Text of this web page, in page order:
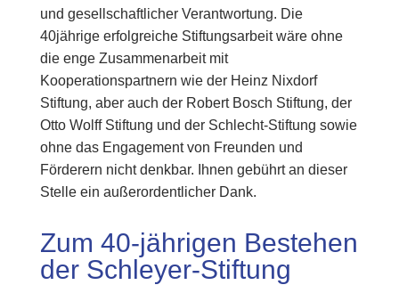
und gesellschaftlicher Verantwortung. Die
40jährige erfolgreiche Stiftungsarbeit wäre ohne
die enge Zusammenarbeit mit
Kooperationspartnern wie der Heinz Nixdorf
Stiftung, aber auch der Robert Bosch Stiftung, der
Otto Wolff Stiftung und der Schlecht-Stiftung sowie
ohne das Engagement von Freunden und
Förderern nicht denkbar. Ihnen gebührt an dieser
Stelle ein außerordentlicher Dank.
Zum 40-jährigen Bestehen
der Schleyer-Stiftung